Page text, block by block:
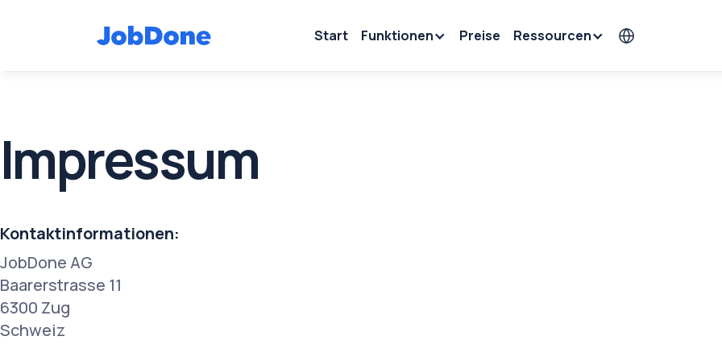
Start Funktionen Preise Ressourcen Sprache
Impressum
Kontaktinformationen:
JobDone AG
Baarerstrasse 11
6300 Zug
Schweiz